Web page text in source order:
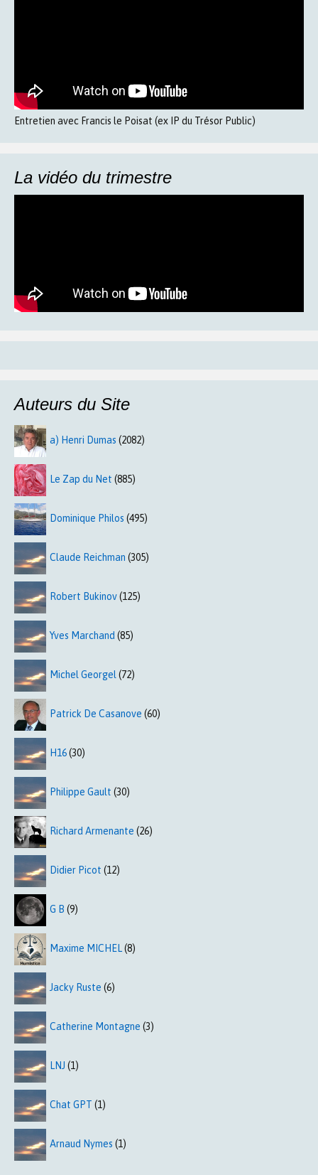
Entretien avec Francis le Poisat (ex IP du Trésor Public)
La vidéo du trimestre
Auteurs du Site
a) Henri Dumas (2082)
Le Zap du Net (885)
Dominique Philos (495)
Claude Reichman (305)
Robert Bukinov(125)
Yves Marchand (85)
Michel Georgel (72)
Patrick De Casanove (60)
H16(30)
Philippe Gault (30)
Richard Armenante (26)
Didier Picot (12)
G B (9)
Maxime MICHEL(8)
Jacky Ruste (6)
Catherine Montagne (3)
LNJ (1)
Chat GPT (1)
Arnaud Nymes (1)